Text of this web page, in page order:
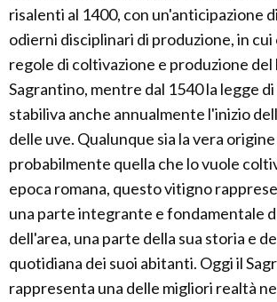
risalenti al 1400, con un'anticipazione
odierni disciplinari di produzione, in
regole di coltivazione e produzione del
Sagrantino, mentre dal 1540 la legge
stabiliva anche annualmente l'inizio
delle uve. Qualunque sia la vera
probabilmente quella che lo vuole
epoca romana, questo vitigno
una parte integrante e fondamentale
dell'area, una parte della sua storia e
quotidiana dei suoi abitanti. Oggi il
rappresenta una delle migliori realtà